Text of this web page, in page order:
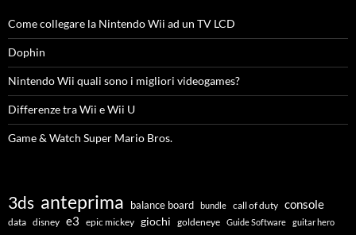
Come collegare la Nintendo Wii ad un TV LCD
Dophin
Nintendo Wii quali sono i migliori videogames?
Differenze tra Wii e Wii U
Game & Watch Super Mario Bros.
3ds anteprima balance board bundle call of duty console
data disney e3 epic mickey giochi goldeneye Guide Software guitar hero